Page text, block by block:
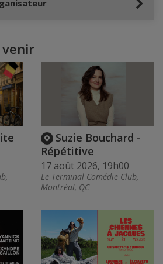
venir
Suzie Bouchard -
Répétitive
17 août 2026, 19h00
Le Terminal Comédie Club,
Montréal, QC